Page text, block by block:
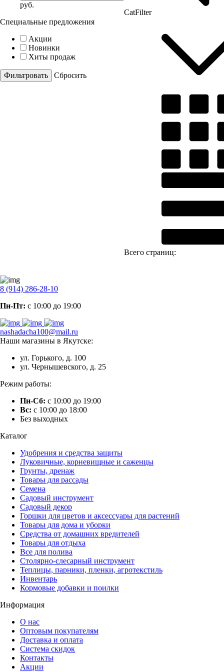
руб.
Специальные предложения
Акции
Новинки
Хиты продаж
Cбросить
CatFilter
Всего страниц:
8 (914) 286-28-10
Пн-Пт: с 10:00 до 19:00
nashadacha100@mail.ru
Наши магазины в Якутске:
ул. Горького, д. 100
ул. Чернышевского, д. 25
Режим работы:
Пн-Сб: с 10:00 до 19:00
Вс: с 10:00 до 18:00
Без выходных
Каталог
Удобрения и средства защиты
Луковичные, корневищные и саженцы
Грунты, дренаж
Товары для рассады
Семена
Садовый инструмент
Садовый декор
Горшки для цветов и аксессуары для растений
Товары для дома и уборки
Средства от домашних вредителей
Товары для отдыха
Все для полива
Столярно-слесарный инструмент
Теплицы, парники, пленки, агротекстиль
Инвентарь
Кормовые добавки и поилки
Информация
О нас
Оптовым покупателям
Доставка и оплата
Система скидок
Контакты
Акции